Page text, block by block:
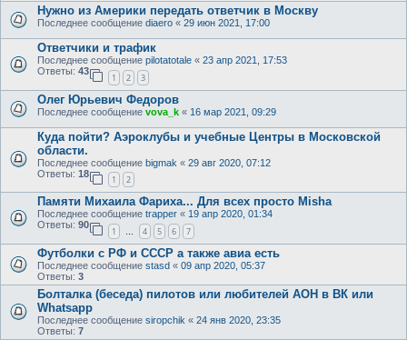
Нужно из Америки передать ответчик в Москву
Последнее сообщение diaero « 29 июн 2021, 17:00
Ответчики и трафик
Последнее сообщение pilotatotale « 23 апр 2021, 17:53
Ответы: 43
1 2 3
Олег Юрьевич Федоров
Последнее сообщение vova_k « 16 мар 2021, 09:29
Куда пойти? Аэроклубы и учебные Центры в Московской
области.
Последнее сообщение bigmak « 29 авг 2020, 07:12
Ответы: 18
1 2
Памяти Михаила Фариха... Для всех просто Misha
Последнее сообщение trapper « 19 апр 2020, 01:34
Ответы: 90
1 … 4 5 6 7
Футболки с РФ и СССР а также авиа есть
Последнее сообщение stasd « 09 апр 2020, 05:37
Ответы: 3
Болталка (беседа) пилотов или любителей АОН в ВК или
Whatsapp
Последнее сообщение siropchik « 24 янв 2020, 23:35
Ответы: 7